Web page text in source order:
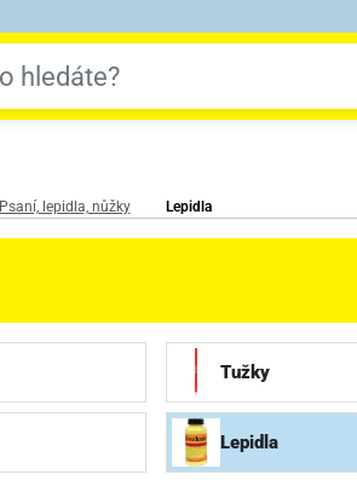
Psaní, lepidla, nůžky Lepidla
Tužky
Lepidla